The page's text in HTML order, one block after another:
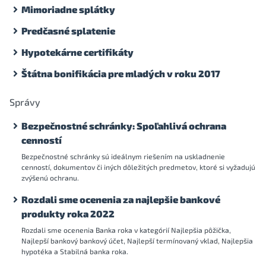
Mimoriadne splátky
Predčasné splatenie
Hypotekárne certifikáty
Štátna bonifikácia pre mladých v roku 2017
Správy
Bezpečnostné schránky: Spoľahlivá ochrana
cenností
Bezpečnostné schránky sú ideálnym riešením na uskladnenie
cenností, dokumentov či iných dôležitých predmetov, ktoré si vyžadujú
zvýšenú ochranu.
Rozdali sme ocenenia za najlepšie bankové
produkty roka 2022
Rozdali sme ocenenia Banka roka v kategórií Najlepšia pôžička,
Najlepší bankový bankový účet, Najlepší termínovaný vklad, Najlepšia
hypotéka a Stabilná banka roka.